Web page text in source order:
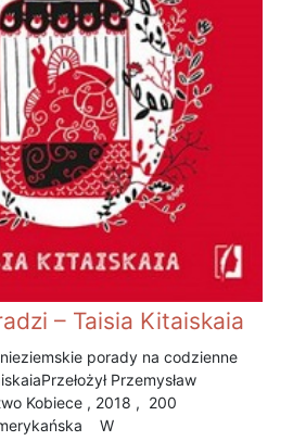
– Taisia Kitaiskaia
porady na codzienne
Przełożył Przemysław
Kobiece , 2018 , 200
W